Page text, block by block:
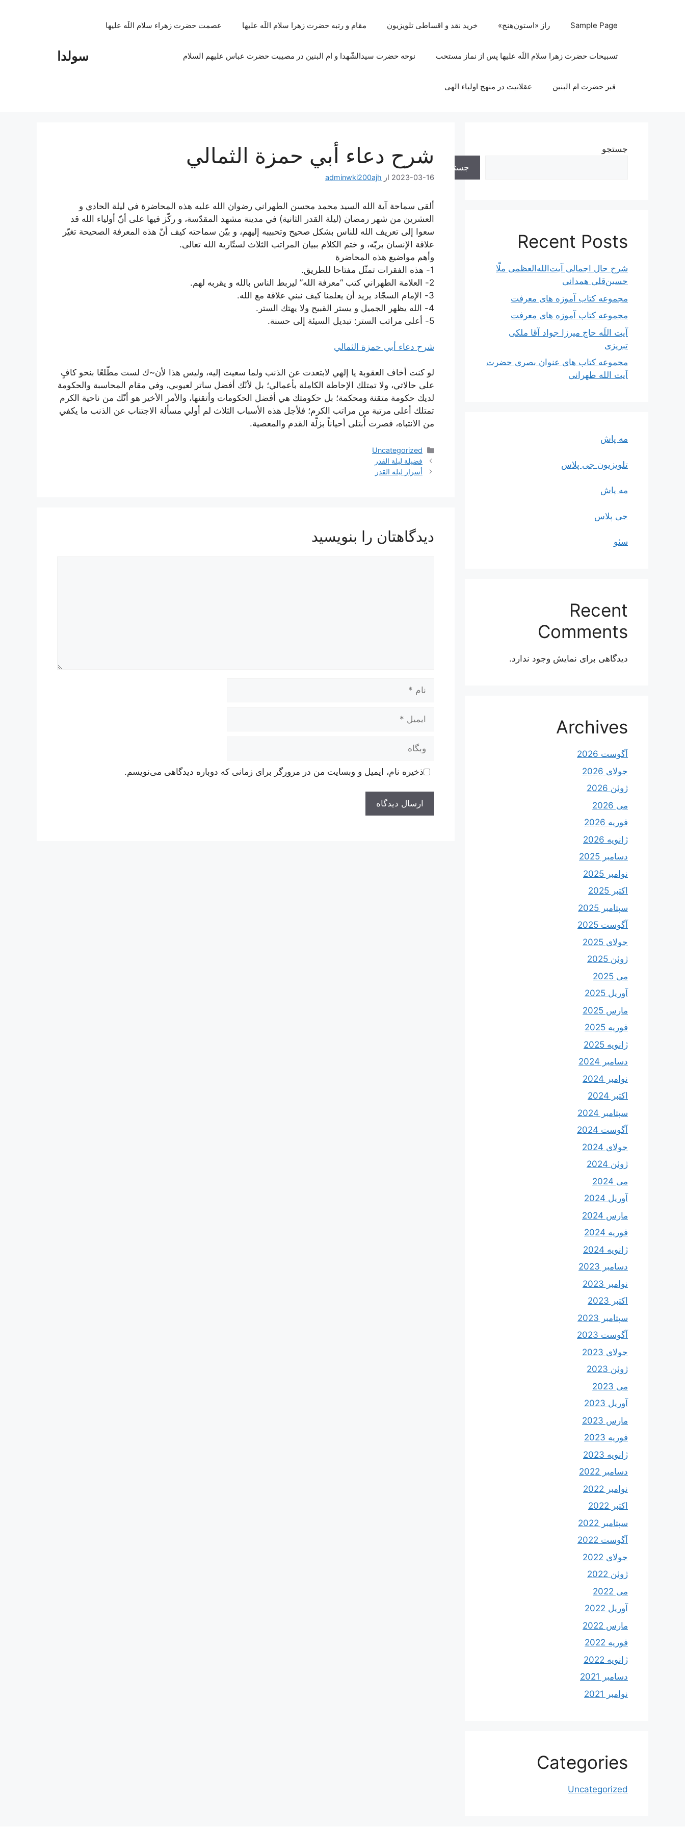
سولدا
Sample Page راز «استون‌هنج» خرید نقد و اقساطی تلویزیون مقام و رتبه حضرت زهرا سلام اللَه علیها عصمت حضرت زهراء سلام اللَه علیها
تسبیحات حضرت زهرا سلام اللَه علیها پس از نماز مستحب نوحه حضرت سیدالشّهدا و ام البنین در مصیبت حضرت عباس علیهم السلام
قبر حضرت ام البنین عقلانیت در منهج اولیاء الهی
شرح دعاء أبي حمزة الثمالي
2023-03-16 از adminwki200ajh
ألقى سماحة آية الله السيد محمد محسن الطهراني رضوان الله عليه هذه المحاضرة في ليلة الحادي و
العشرين من شهر رمضان (ليلة القدر الثانية) في مدينة مشهد المقدّسة، و ركّز فيها على أنّ أولياء الله قد
سعوا إلى تعريف الله للناس بشكل صحيح وتحبيبه إليهم، و بيّن سماحته كيف أنّ هذه المعرفة الصحيحة تغيّر
علاقة الإنسان بربّه، و ختم الكلام ببيان المراتب الثلاث لستّارية الله تعالى.
وأهم مواضيع هذه المحاضرة
1- هذه الفقرات تمثّل مفتاحا للطريق.
2- العلامة الطهراني كتب “معرفة الله” ليربط الناس بالله و يقربه لهم.
3- الإمام السجّاد يريد أن يعلمنا كيف نبني علاقة مع الله.
4- الله يظهر الجميل و يستر القبيح ولا يهتك الستر.
5- أعلى مراتب الستر: تبديل السيئة إلى حسنة.
شرح دعاء أبي حمزة الثمالي
لو كنت أخاف العقوبة يا إلهي لابتعدت عن الذنب ولما سعيت إليه، وليس هذا لأن~ك لست مطّلعًا بنحو كافٍ
على حالاتي، ولا تمتلك الإحاطة الكاملة بأعمالي؛ بل لأنّك أفضل ساتر لعيوبي، وفي مقام المحاسبة والحكومة
لديك حكومة متقنة ومحكمة؛ بل حكومتك هي أفضل الحكومات وأتقنها، والأمر الأخير هو أنّك من ناحية الكرم
تمتلك أعلى مرتبة من مراتب الكرم؛ فلأجل هذه الأسباب الثلاث لم أولي مسألة الاجتناب عن الذنب ما يكفي
من الانتباه، فصرت أُبتلى أحياناً بزلّة القدم والمعصية.
دسته‌ها
Uncategorized
ناوبری
نوشته‌ها
فضيلة ليلة القدر
أسرار ليلة القدر
دیدگاهتان را بنویسید
ایمیل
وبگاه
ذخیره نام، ایمیل و وبسایت من در مرورگر برای زمانی که دوباره دیدگاهی می‌نویسم.
جستجو
جستجو
Recent Posts
شرح حال اجمالی آیت‌الله‌العظمی ملّا
حسین‌قلی همدانی
مجموعه کتاب آموزه های معرفت
مجموعه کتاب آموزه های معرفت
آیت اللَه حاج میرزا جواد آقا ملکی
تبریزی
مجموعه کتاب های عنوان بصری حضرت
آیت الله طهرانی
مه پاش
تلویزیون جی پلاس
مه پاش
جی پلاس
سئو
Recent
Comments
دیدگاهی برای نمایش وجود ندارد.
Archives
آگوست 2026
جولای 2026
ژوئن 2026
می 2026
فوریه 2026
ژانویه 2026
دسامبر 2025
نوامبر 2025
اکتبر 2025
سپتامبر 2025
آگوست 2025
جولای 2025
ژوئن 2025
می 2025
آوریل 2025
مارس 2025
فوریه 2025
ژانویه 2025
دسامبر 2024
نوامبر 2024
اکتبر 2024
سپتامبر 2024
آگوست 2024
جولای 2024
ژوئن 2024
می 2024
آوریل 2024
مارس 2024
فوریه 2024
ژانویه 2024
دسامبر 2023
نوامبر 2023
اکتبر 2023
سپتامبر 2023
آگوست 2023
جولای 2023
ژوئن 2023
می 2023
آوریل 2023
مارس 2023
فوریه 2023
ژانویه 2023
دسامبر 2022
نوامبر 2022
اکتبر 2022
سپتامبر 2022
آگوست 2022
جولای 2022
ژوئن 2022
می 2022
آوریل 2022
مارس 2022
فوریه 2022
ژانویه 2022
دسامبر 2021
نوامبر 2021
Categories
Uncategorized